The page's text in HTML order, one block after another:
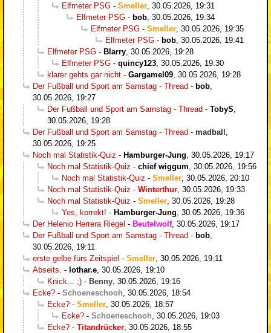
Elfmeter PSG - Smeller, 30.05.2026, 19:31
Elfmeter PSG - bob, 30.05.2026, 19:34
Elfmeter PSG - Smeller, 30.05.2026, 19:35
Elfmeter PSG - bob, 30.05.2026, 19:41
Elfmeter PSG - Blarry, 30.05.2026, 19:28
Elfmeter PSG - quincy123, 30.05.2026, 19:30
klarer gehts gar nicht - Gargamel09, 30.05.2026, 19:28
Der Fußball und Sport am Samstag - Thread - bob,
30.05.2026, 19:27
Der Fußball und Sport am Samstag - Thread - TobyS,
30.05.2026, 19:28
Der Fußball und Sport am Samstag - Thread - madball ,
30.05.2026, 19:25
Noch mal Statistik-Quiz - Hamburger-Jung, 30.05.2026, 19:17
Noch mal Statistik-Quiz - chief wiggum, 30.05.2026, 19:56
Noch mal Statistik-Quiz - Smeller, 30.05.2026, 20:10
Noch mal Statistik-Quiz - Winterthur, 30.05.2026, 19:33
Noch mal Statistik-Quiz - Smeller, 30.05.2026, 19:28
Yes, korrekt! - Hamburger-Jung, 30.05.2026, 19:36
Der Helenio Herrera Riegel - Beutelwolf, 30.05.2026, 19:17
Der Fußball und Sport am Samstag - Thread - bob,
30.05.2026, 19:11
erste gelbe fürs Zeitspiel - Smeller, 30.05.2026, 19:11
Abseits. - lothar.e, 30.05.2026, 19:10
Knick... ;) - Benny, 30.05.2026, 19:16
Ecke? - Schoeneschooh, 30.05.2026, 18:54
Ecke? - Smeller, 30.05.2026, 18:57
Ecke? - Schoeneschooh, 30.05.2026, 19:03
Ecke? - Titandrücker, 30.05.2026, 18:55